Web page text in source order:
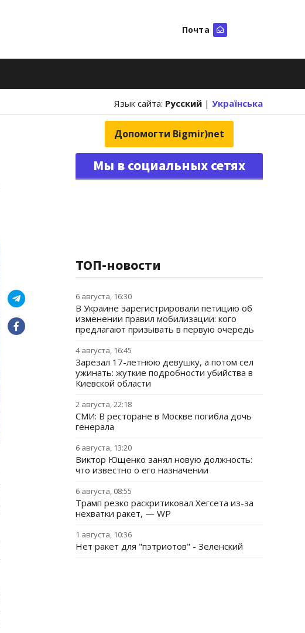
Почта
Язык сайта: Русский | Українська
Допомогти Bigmir)net
Мы в социальных сетях
ТОП-новости
6 августа, 16:30
В Украине зарегистрировали петицию об
изменении правил мобилизации: кого
предлагают призывать в первую очередь
4 августа, 16:45
Зарезал 17-летнюю девушку, а потом сел
ужинать: жуткие подробности убийства в
Киевской области
2 августа, 22:18
СМИ: В ресторане в Москве погибла дочь
генерала
6 августа, 13:20
Виктор Ющенко занял новую должность:
что известно о его назначении
6 августа, 08:55
Трамп резко раскритиковал Хегсета из-за
нехватки ракет, — WP
1 августа, 10:36
Нет ракет для "пэтриотов" - Зеленский